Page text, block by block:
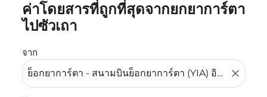
ค่าโดยสารที่ถูกที่สุดจากยกยาการ์ตา
ไปซัวเถา
จาก
close
ลองอัปเดตเส้นทางของคุณ (ต้นทางและ/หรือปลายทาง) หรื